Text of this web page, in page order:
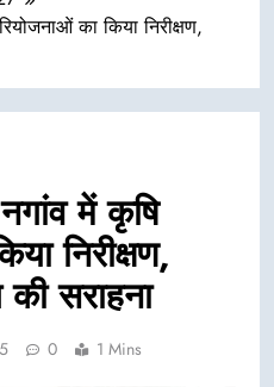
का किया निरीक्षण,
में कृषि
निरीक्षण,
सराहना
0 1 Mins